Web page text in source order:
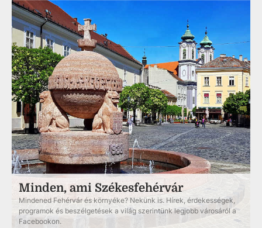
Minden, ami Székesfehérvár
Mindened Fehérvár és környéke? Nekünk is. Hírek, érdekességek,
programok és beszélgetések a világ szerintünk legjobb városáról a
Facebookon.